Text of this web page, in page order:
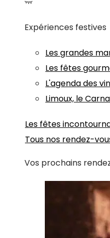
Expériences festives
Les grandes
Les fêtes
L'agenda des
Limoux, le
Les fêtes
Tous nos rendez-
Vos prochains